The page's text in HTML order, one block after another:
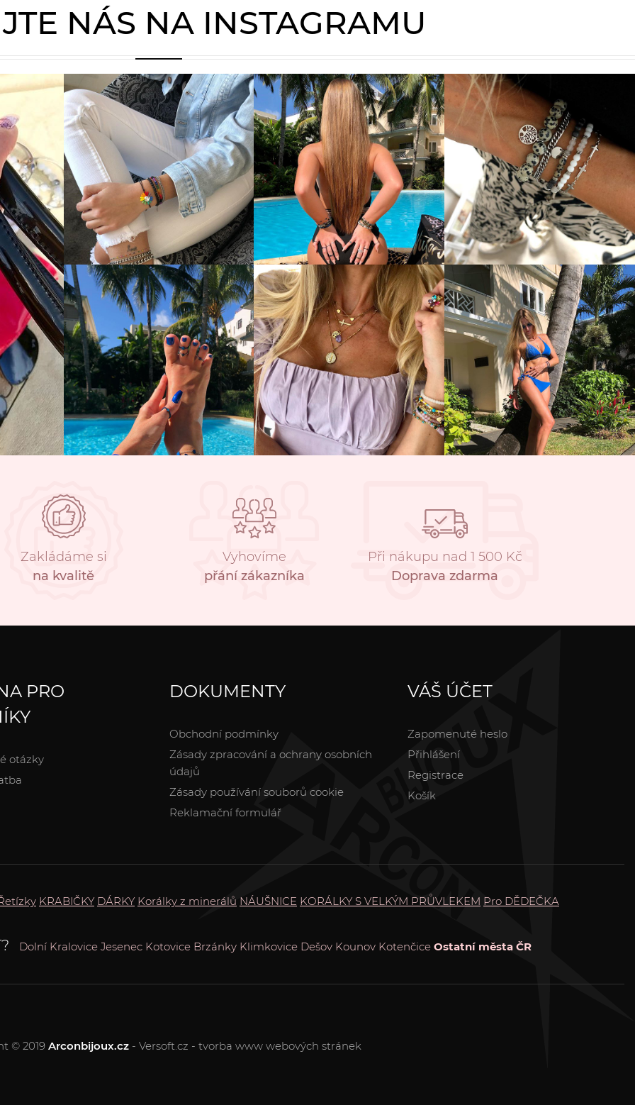
NÁS NA INSTAGRAMU
Zakládáme si
na kvalitě
Vyhovíme
přání zákazníka
Při nákupu nad 1 500 Kč
Doprava zdarma
PRO
otázky
DOKUMENTY
Obchodní podmínky
Zásady zpracování a ochrany osobních
údajů
Zásady používání souborů cookie
Reklamační formulář
VÁŠ ÚČET
Zapomenuté heslo
Přihlášení
Registrace
Košík
KRABIČKY DÁRKY Korálky z minerálů NÁUŠNICE KORÁLKY S VELKÝM PRŮVLEKEM Pro DĚDEČKA
Dolní Kralovice Jesenec Kotovice Brzánky Klimkovice Dešov Kounov Kotenčice Ostatní města ČR
© 2019 Arconbijoux.cz - Versoft.cz - tvorba www webových stránek